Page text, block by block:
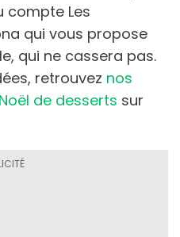
compte Les
qui vous propose
qui ne cassera pas.
retrouvez nos
de desserts sur